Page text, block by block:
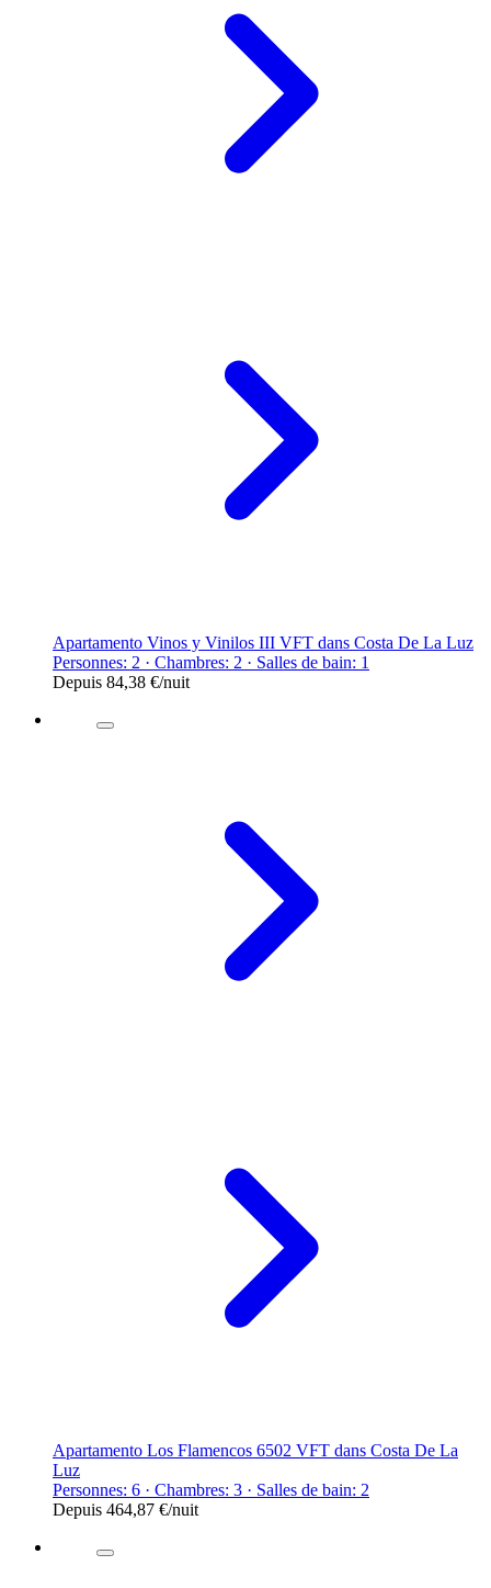
Apartamento Vinos y Vinilos III VFT dans Costa De La Luz
Personnes: 2 · Chambres: 2 · Salles de bain: 1
Depuis 84,38 €/nuit
Apartamento Los Flamencos 6502 VFT dans Costa De La
Luz
Personnes: 6 · Chambres: 3 · Salles de bain: 2
Depuis 464,87 €/nuit